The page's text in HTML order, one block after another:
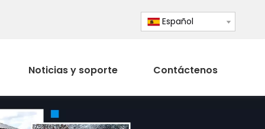
Español
Noticias y soporte Contáctenos